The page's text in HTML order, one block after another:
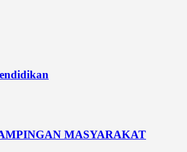
MASYARAKAT